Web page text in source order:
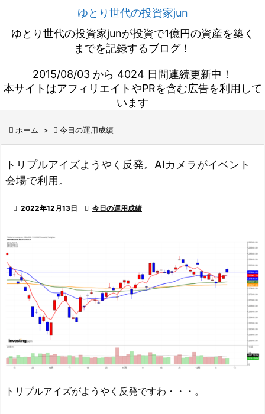
ゆとり世代の投資家jun
ゆとり世代の投資家junが投資で1億円の資産を築く
までを記録するブログ！
2015/08/03 から 4024 日間連続更新中！
本サイトはアフィリエイトやPRを含む広告を利用して
います
 ホーム >  今日の運用成績
トリプルアイズようやく反発。AIカメラがイベント
会場で利用。
 2022年12月13日  今日の運用成績
トリプルアイズがようやく反発ですわ・・・。